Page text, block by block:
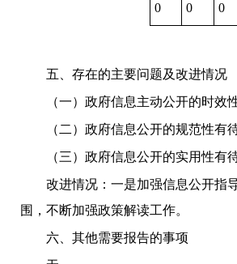
0 0 0
五、存在的主要问题及改进情况
（一）政府信息主动公开的时
（二）政府信息公开的规范性
（三）政府信息公开的实用性
改进情况：一是加强信息公开指
围，不断加强政策解读工作。
六、其他需要报告的事项